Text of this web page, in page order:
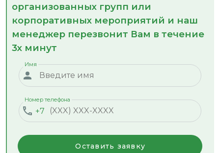
организованных групп или
корпоративных мероприятий и наш
менеджер перезвонит Вам в течение
3х минут
Имя
+7
Номер телефона
Оставить заявку